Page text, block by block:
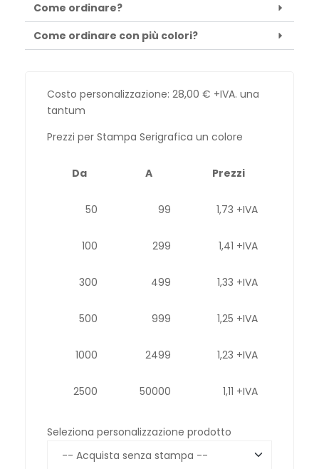
Come ordinare?
Come ordinare con più colori?
Costo personalizzazione: 28,00 € +IVA. una
tantum
Prezzi per Stampa Serigrafica un colore
Da A Prezzi
50 99 1,73 +IVA
100 299 1,41 +IVA
300 499 1,33 +IVA
500 999 1,25 +IVA
1000 2499 1,23 +IVA
2500 50000 1,11 +IVA
Seleziona personalizzazione prodotto